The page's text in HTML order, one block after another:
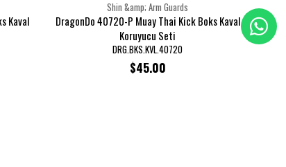
Kaval
Shin &amp; Arm Guards
DragonDo 40720-P Muay Thai Kick Boks Kaval
Koruyucu Seti
DRG.BKS.KVL.40720
$45.00